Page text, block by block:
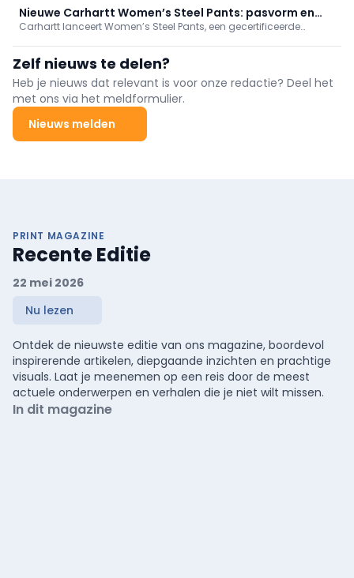
sterke stiksels. Kleuren o.a. zwart/wit; adviesprijzen €39,99 en
€34,99.
Nieuwe Carhartt Women’s Steel Pants: pasvorm en
bescherming voor vrouwen
Carhartt lanceert Women’s Steel Pants, een gecertificeerde
met vakvrouwen voor comfort en veiligheid. Verkrijgbaar in bruin
en zwart, adviesprijs €119,99.
Zelf nieuws te delen?
Heb je nieuws dat relevant is voor onze redactie? Deel het
met ons via het meldformulier.
Nieuws melden
PRINT MAGAZINE
Recente Editie
22 mei 2026
Nu lezen
Ontdek de nieuwste editie van ons magazine, boordevol
inspirerende artikelen, diepgaande inzichten en prachtige
visuals. Laat je meenemen op een reis door de meest
actuele onderwerpen en verhalen die je niet wilt missen.
In dit magazine